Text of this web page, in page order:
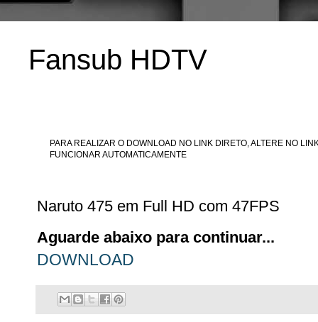
Fansub HDTV
PARA REALIZAR O DOWNLOAD NO LINK DIRETO, ALTERE NO
FUNCIONAR AUTOMATICAMENTE
Naruto 475 em Full HD com 47FPS
Aguarde abaixo para continuar...
DOWNLOAD